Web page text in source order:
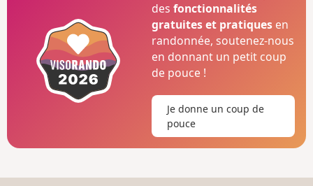
desfonctionnalités
gratuites et pratiques en
randonnée, soutenez-nous
en donnant un petit coup
de pouce !
Je donne un coup de
pouce